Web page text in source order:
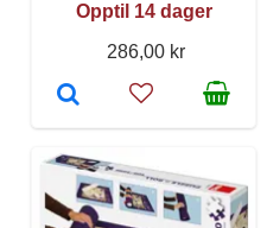
Opptil 14 dager
286,00 kr